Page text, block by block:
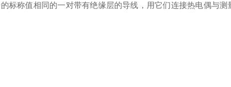
标称值相同的一对带有绝缘层的导线，用它们连接热电偶与